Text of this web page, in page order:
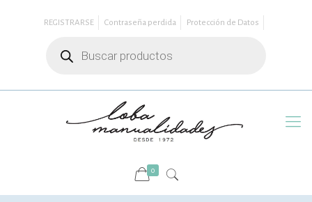
REGISTRARSE Contraseña perdida
Protección de Datos
productos
0